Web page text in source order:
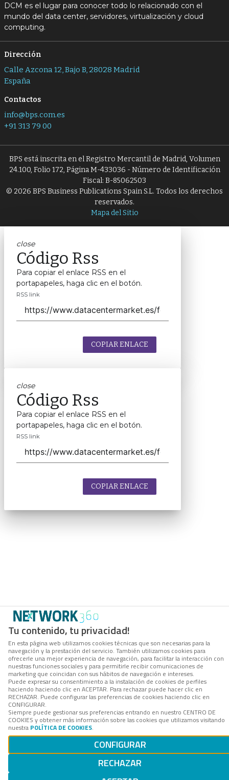
Tu contenido, tu privacidad!
En esta página web utilizamos cookies técnicas que son necesarias para la
navegación y la prestación del servicio. También utilizamos cookies para
ofrecerle una mejor experiencia de navegación, para facilitar la interacción con
nuestras funciones sociales y para permitirle recibir comunicaciones de
marketing que coincidan con sus hábitos de navegación e intereses.
Puede expresar su consentimiento a la instalación de cookies de perfiles
haciendo haciendo clic en ACEPTAR. Para rechazar puede hacer clic en
RECHAZAR. Puede configurar las preferencias de cookies haciendo clic en
CONFIGURAR.
Siempre puede gestionar sus preferencias entrando en nuestro CENTRO DE
COOKIES y obtener más información sobre las cookies que utilizamos visitando
nuestra POLÍTICA DE COOKIES.
CONFIGURAR
RECHAZAR
DCM es el lugar para conocer todo lo relacionado con el
mundo del data center, servidores, virtualización y cloud
computing.
Dirección
Calle Azcona 12, Bajo B, 28028 Madrid
España
Contactos
info@bps.com.es
+91 313 79 00
BPS está inscrita en el Registro Mercantil de Madrid, Volumen
24.100, Folio 172, Página M-433036 - Número de Identificación
Fiscal: B-85062503
© 2026 BPS Business Publications Spain S.L. Todos los derechos
reservados.
Mapa del Sitio
close
Código Rss
Para copiar el enlace RSS en el
portapapeles, haga clic en el botón.
RSS link
COPIAR ENLACE
close
Código Rss
Para copiar el enlace RSS en el
portapapeles, haga clic en el botón.
RSS link
COPIAR ENLACE